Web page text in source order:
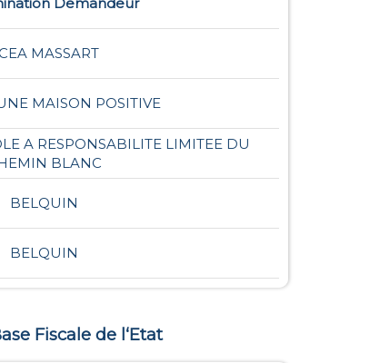
MASSART
MAISON POSITIVE
A RESPONSABILITE LIMITEE DU
BLANC
BELQUIN
BELQUIN
Fiscale de l‘Etat